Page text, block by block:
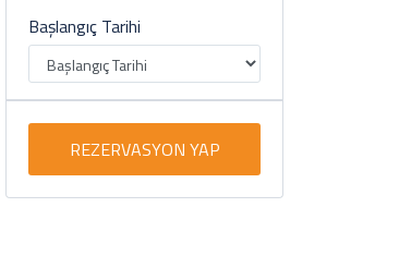
Başlangıç ​​Tarihi
REZERVASYON YAP